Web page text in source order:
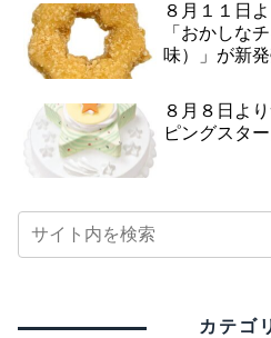
８月１１日
「おかしな
味）」が新発
８月８日よ
ピングスタ
カテゴ